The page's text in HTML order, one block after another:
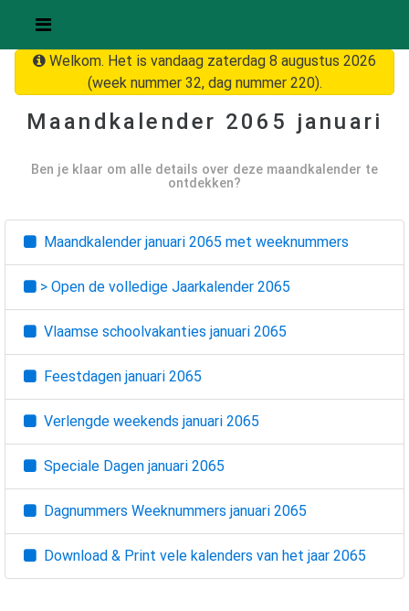
Welkom. Het is vandaag zaterdag 8 augustus 2026
(week nummer 32, dag nummer 220).
Maandkalender 2065 januari
Ben je klaar om alle details over deze maandkalender te
ontdekken?
Maandkalender januari 2065 met weeknummers
> Open de volledige Jaarkalender 2065
Vlaamse schoolvakanties januari 2065
Feestdagen januari 2065
Verlengde weekends januari 2065
Speciale Dagen januari 2065
Dagnummers Weeknummers januari 2065
Download & Print vele kalenders van het jaar 2065